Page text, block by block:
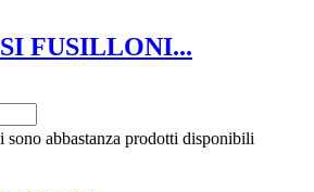
FUSILLONI...
sono abbastanza prodotti disponibili